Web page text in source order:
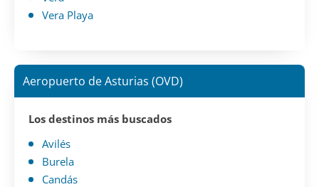
Vera Playa
Aeropuerto de Asturias (OVD)
Los destinos más buscados
Avilés
Burela
Candás